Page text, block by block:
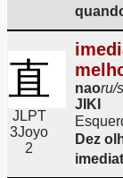
直
JLPT
3Joyo
2
naoru/
JIKI
Dez